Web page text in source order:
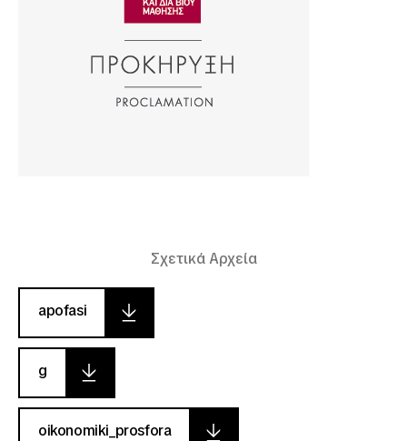
Σχετικά Αρχεία
apofasi
g
oikonomiki_prosfora